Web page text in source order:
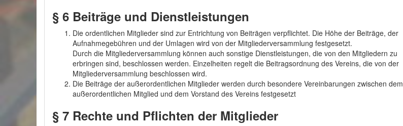
§ 6 Beiträge und Dienstleistungen
Die ordentlichen Mitglieder sind zur Entrichtung von Beiträgen verpflichtet. Die Höhe der Beiträge, der
Aufnahmegebühren und der Umlagen wird von der Mitgliederversammlung festgesetzt.
Durch die Mitgliederversammlung können auch sonstige Dienstleistungen, die von den Mitgliedern zu
erbringen sind, beschlossen werden. Einzelheiten regelt die Beitragsordnung des Vereins, die von der
Mitgliederversammlung beschlossen wird.
Die Beiträge der außerordentlichen Mitglieder werden durch besondere Vereinbarungen zwischen dem
außerordentlichen Mitglied und dem Vorstand des Vereins festgesetzt
§ 7 Rechte und Pflichten der Mitglieder